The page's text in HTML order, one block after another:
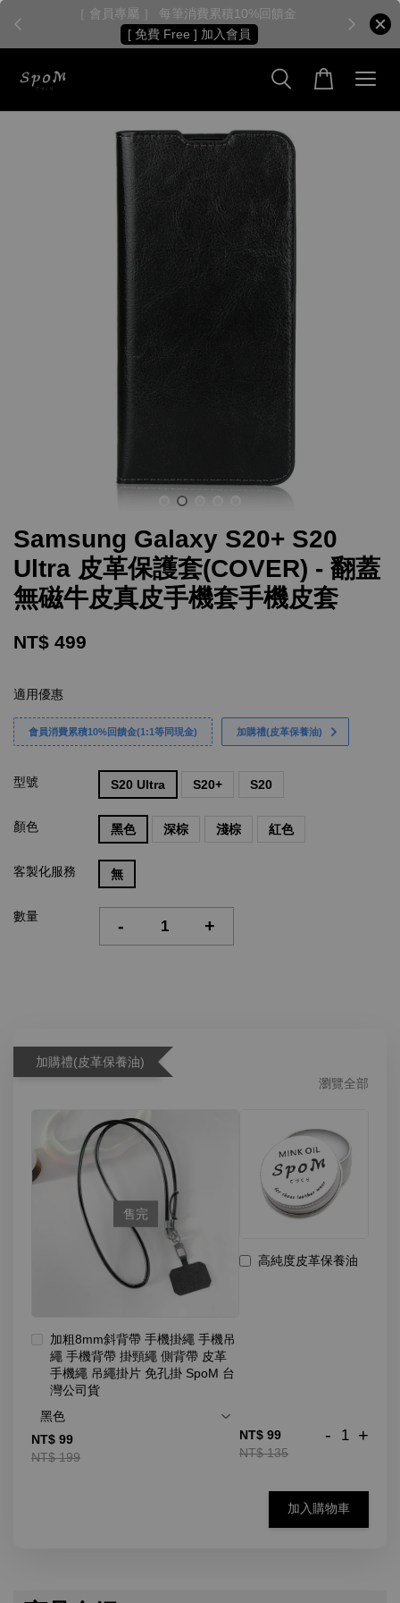
［ 會員專屬 ］ 每筆消費累積10%回饋金
[ 免費 Free ] 加入會員
Samsung Galaxy S20+ S20
Ultra 皮革保護套(COVER) - 翻蓋
無磁牛皮真皮手機套手機皮套
NT$ 499
適用優惠
會員消費累積10%回饋金(1:1等同現金) 加購禮(皮革保養油)
型號 S20 Ultra S20+ S20
顏色 黑色 深棕 淺棕 紅色
客製化服務 無
數量 - +
加購禮(皮革保養油)
瀏覽全部
售完
加粗8mm斜背帶 手機掛繩 手機吊
繩 手機背帶 掛頸繩 側背帶 皮革
手機繩 吊繩掛片 免孔掛 SpoM 台
灣公司貨
NT$ 99
NT$ 199
高純度皮革保養油
NT$ 99
NT$ 135
- +
加入購物車